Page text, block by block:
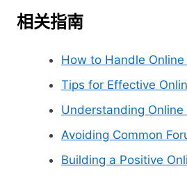
相关指南
How to Handle
Tips for Effective
Understanding
Avoiding Common
Building a Positive